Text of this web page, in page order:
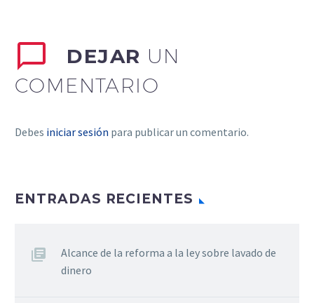
DEJAR UN
COMENTARIO
Debes iniciar sesión para publicar un comentario.
ENTRADAS RECIENTES
Alcance de la reforma a la ley sobre lavado de
dinero